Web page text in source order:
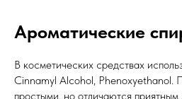
Ароматические
В косметических средствах
Cinnamyl Alcohol, Phenoxyethanol.
простыми, но отличаются